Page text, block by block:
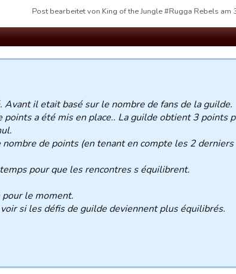
Post bearbeitet von King of the Jungle #Rugga Rebels
il etait basé sur le nombre de fans de la guilde.
points a été mis en place.. La guilde obtient 3 points
de points (en tenant en compte les 2 derniers
pour que les rencontres s équilibrent.
le moment.
si les défis de guilde deviennent plus équilibrés.